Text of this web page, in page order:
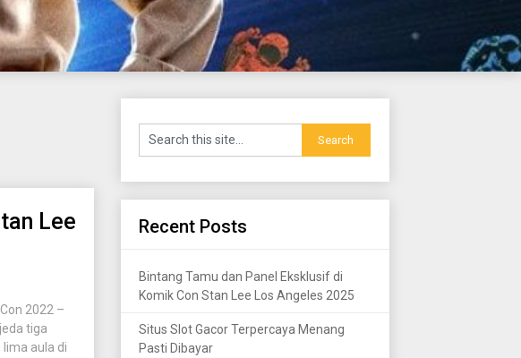
Lee
2022 –
tiga
aula di
Recent Posts
Bintang Tamu dan Panel Eksklusif di
Komik Con Stan Lee Los Angeles 2025
Situs Slot Gacor Terpercaya Menang
Pasti Dibayar